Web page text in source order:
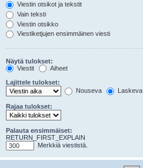
Viestin otsikot ja tekstit
Vain teksti
Viestin otsikko
Viestiketjujen ensimmäinen viesti
Näytä tulokset:
Viestit
Aiheet
Lajittele tulokset:
Nouseva
Laskeva
Rajaa tulokset:
Palauta ensimmäiset:
RETURN_FIRST_EXPLAIN
Merkkiä viestistä.